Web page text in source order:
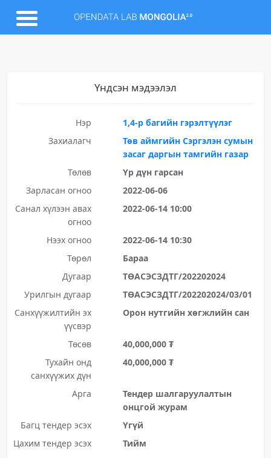
Үндсэн мэдээлэл
Нэр
1,4-р багийн гэрэлтүүлэг
Захиалагч
Төв аймгийн Сэргэлэн сумын
засаг даргын тамгийн газар
Төлөв
Үр дүн гарсан
Зарласан огноо
2022-06-06
Санал хүлээн авах
огноо
2022-06-14 10:00
Нээх огноо
2022-06-14 10:30
Төрөл
Бараа
Дугаар
ТӨАСЭСЗДТГ/202202024
Урилгын дугаар
ТӨАСЭСЗДТГ/202202024/03/01
Санхүүжилтийн эх
үүсвэр
Орон нутгийн хөгжлийн сан
Төсөв
40,000,000 ₮
Тухайн онд
санхүүжих дүн
40,000,000 ₮
Арга
Тендер шалгаруулалтын
онцгой журам
Багц тендер эсэх
Үгүй
Цахим тендер эсэх
Тийм